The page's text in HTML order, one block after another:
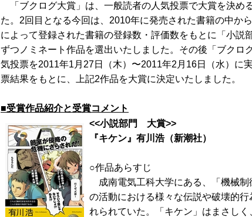
「ブクログ大賞」は、一般読者の人気投票で大賞を決め
た。2回目となる今回は、2010年に発売された書籍の中か
によって登録された書籍の登録数・評価数をもとに「小説
ずつノミネート作品を選出いたしました。その後「ブクロ
気投票を2011年1月27日（木）〜2011年2月16日（水）に
票結果をもとに、上記2作品を大賞に決定いたしました。
■受賞作品紹介と受賞コメント
<<小説部門 大賞>>
『キケン』有川浩（新潮社）
○作品あらすじ
成南電気工科大学にある、「機械制
の活動における様々な伝説や破壊的
れられていた。「キケン」はまさし